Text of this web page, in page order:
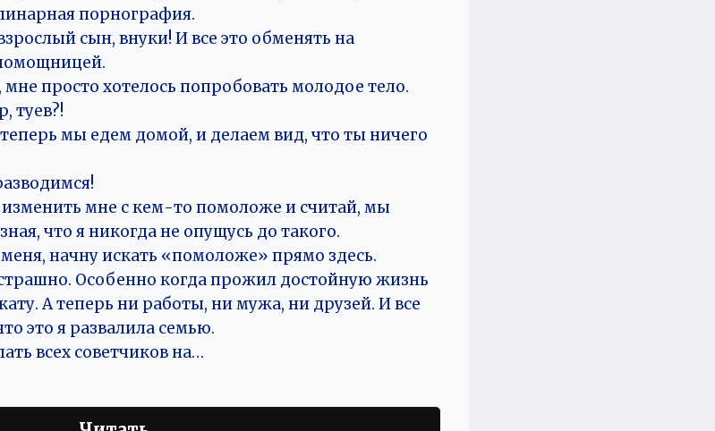
порнография.
сын, внуки! И все это обменять на
просто хотелось попробовать молодое тело.
туев?!
мы едем домой, и делаем вид, что ты ничего
мне с кем-то помоложе и считай, мы
что я никогда не опущусь до такого.
начну искать «помоложе» прямо здесь.
Особенно когда прожил достойную жизнь
А теперь ни работы, ни мужа, ни друзей. И все
это я развалила семью.
всех советчиков на…